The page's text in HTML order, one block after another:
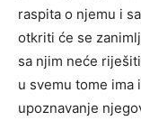
raspita o njemu i
otkriti će se
sa njim neće
u svemu tome ima
upoznavanje